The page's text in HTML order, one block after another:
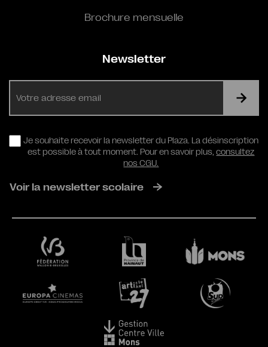
Brochure mensuelle
Newsletter
RGPD
Je souhaite recevoir la newsletter du Plaza. La désinscription
est possible à tout moment. Pour en savoir plus,consultez
nos CGU.
Voir la newsletter scolaire